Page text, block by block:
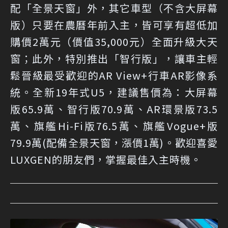
配「全景天窗」外，其它車型（不含大屏幕
版）只要在農曆年前入主，皆可享有超低加
購價2萬元（價值35,000元）全面升級大天
窗；此外，特別推出「智行版」，讓車主輕
鬆晉級最受歡迎的AR View+行車AR影像系
統。全新19年式U5，建議售價為：大屏幕
版65.9萬、智行版70.9萬、AR環景版73.5
萬、旗艦Hi-Fi版76.5萬、旗艦Vogue+版
79.9萬(配備全景天窗，漲價1萬)。歡迎喜愛
LUXGEN的朋友們，掌握最佳入主時機。